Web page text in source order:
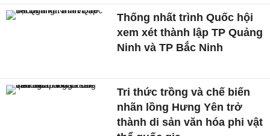
Thống nhất trình Quốc hội
xem xét thành lập TP Quảng
Ninh và TP Bắc Ninh
Tri thức trồng và chế biến
nhãn lồng Hưng Yên trở
thành di sản văn hóa phi vật